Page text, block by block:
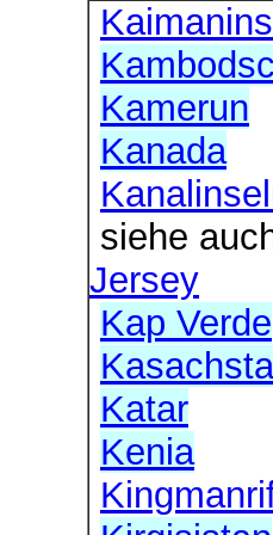
Kamerun
Kanada
siehe
Jersey
Kap Verde
Katar
Kenia